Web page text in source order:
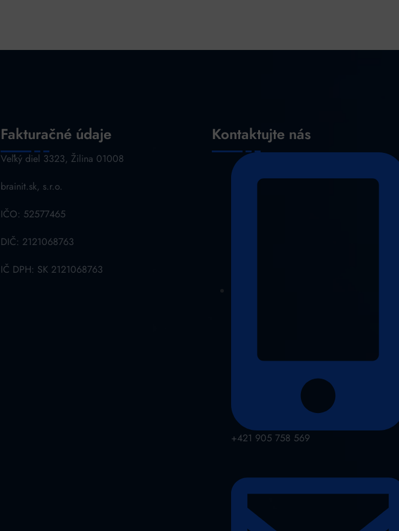
Fakturačné údaje
Veľký diel 3323, Žilina 01008
brainit.sk, s.r.o.
IČO: 52577465
DIČ: 2121068763
IČ DPH: SK 2121068763
Kontaktujte nás
+421 905 758 569